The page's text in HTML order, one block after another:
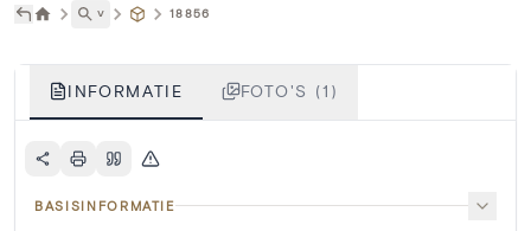
˅ 18856
INFORMATIE FOTO'S (1)
BASISINFORMATIE